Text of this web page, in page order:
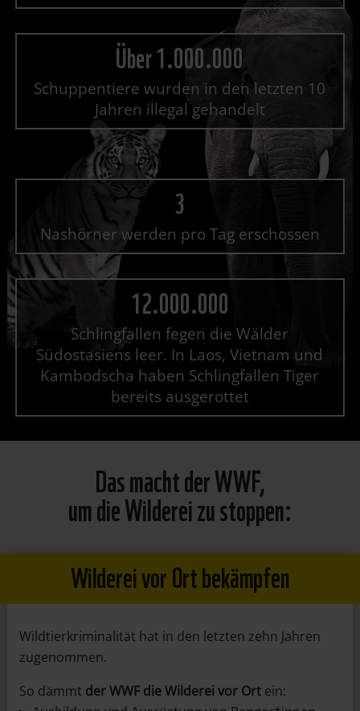
Über 1.000.000
Schuppentiere wurden in den letzten 10
Jahren illegal gehandelt
3
Nashörner werden pro Tag erschossen
12.000.000
Schlingfallen fegen die Wälder
Südostasiens leer. In Laos, Vietnam und
Kambodscha haben Schlingfallen Tiger
bereits ausgerottet
Das macht der WWF,
um die Wilderei zu stoppen:
Wilderei vor Ort bekämpfen
Wildtierkriminalität hat in den letzten zehn Jahren
zugenommen.
So dämmt der WWF die Wilderei vor Ort ein: